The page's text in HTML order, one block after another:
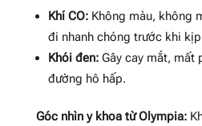
Khí CO:Không màu, không
đi nhanh chóng trước khi
Khói đen:Gây cay mắt, mất
đường hô hấp.
Góc nhìn y khoa từ Olympia: